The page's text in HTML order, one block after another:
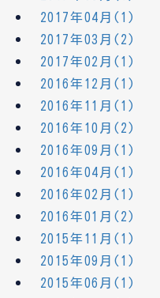
2017年04月(1)
2017年03月(2)
2017年02月(1)
2016年12月(1)
2016年11月(1)
2016年10月(2)
2016年09月(1)
2016年04月(1)
2016年02月(1)
2016年01月(2)
2015年11月(1)
2015年09月(1)
2015年06月(1)